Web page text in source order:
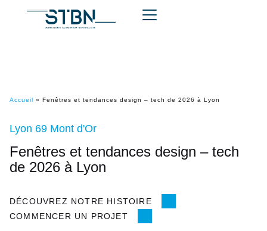
Accueil » Fenêtres et tendances design – tech de 2026 à Lyon
Lyon 69 Mont d'Or
Fenêtres et tendances design – tech
de 2026 à Lyon
DÉCOUVREZ NOTRE HISTOIRE
COMMENCER UN PROJET